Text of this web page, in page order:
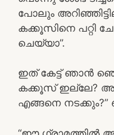
പോലും
കക്കൂസിനെ പറ്റി
ചെയ്യാ”.
ഇത് കേട്ട് ഞാൻ
കക്കൂസ് ഇല്ലേ?
എങ്ങനെ നടക്കും?”